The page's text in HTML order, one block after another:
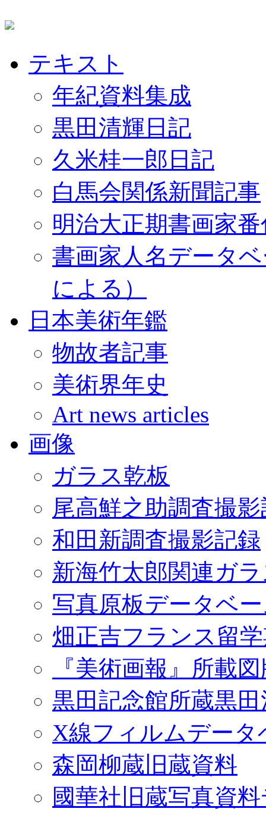
テキスト
年紀資料集成
黒田清輝日記
久米桂一郎日記
白馬会関係新聞記事
明治大正期書画家
書画家人名データ
による）
日本美術年鑑
物故者記事
美術界年史
Art news articles
画像
ガラス乾板
尾高鮮之助調査撮
和田新調査撮影記録
新海竹太郎関連ガ
写真原板データベ
畑正吉フランス留
『美術画報』所載
黒田記念館所蔵黒
X線フィルムデータ
森岡柳蔵旧蔵資料
國華社旧蔵写真資